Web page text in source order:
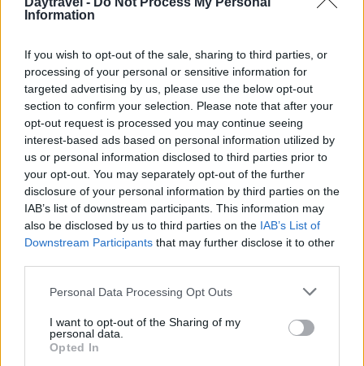
Information
If you wish to opt-out of the sale, sharing to third parties, or
processing of your personal or sensitive information for
targeted advertising by us, please use the below opt-out
section to confirm your selection. Please note that after your
opt-out request is processed you may continue seeing
interest-based ads based on personal information utilized by
us or personal information disclosed to third parties prior to
your opt-out. You may separately opt-out of the further
disclosure of your personal information by third parties on the
IAB’s list of downstream participants. This information may
also be disclosed by us to third parties on the IAB’s List of
Downstream Participants that may further disclose it to other
Please note that this website/app uses one or more Google
not limited to your visit or usage behaviour. You may click to
grant or deny consent to Google and its third-party tags to
use your data for below specified purposes in below Google
Personal Data Processing Opt Outs
I want to opt-out of the Sharing of my
personal data.
Opted In
risultato di una rete sociale e culturale attiva da
stabilmente con associazioni locali e partecipa a
progetti nazionali, contribuendo a creare una rete
culturale che coinvolge l’intero territorio.
AUTORE
Beatrice Beretta
Beatrice Beretta, basata a Bologna, annotò
per la prima volta itinerari durante una notte al
portico di San Luca: da allora coordina
porta con sé una mappa tascabile dei vicoli